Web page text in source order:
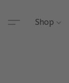
Shop